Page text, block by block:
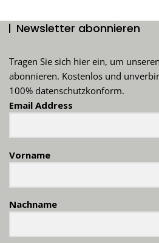
Newsletter abonnieren
Tragen Sie sich hier ein, um
abonnieren. Kostenlos und
100% datenschutzkonform.
Email Address
Vorname
Nachname